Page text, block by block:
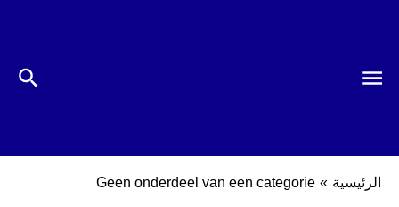
الرئيسية »
Geen onderdeel van een categorie